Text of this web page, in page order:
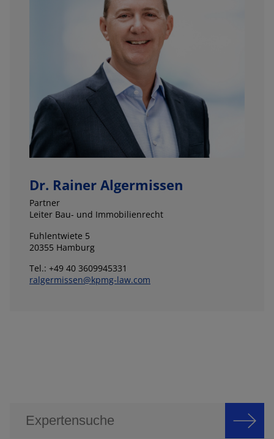
Dr. Rainer Algermissen
Partner
Leiter Bau- und Immobilienrecht
Fuhlentwiete 5
20355 Hamburg
Tel.: +49 40 3609945331
ralgermissen@kpmg-law.com